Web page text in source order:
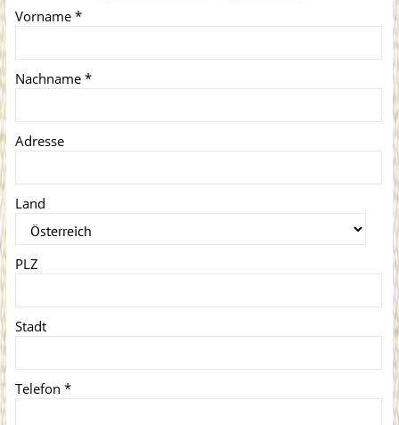
Vorname *
Nachname *
Adresse
Land
PLZ
Stadt
Telefon *